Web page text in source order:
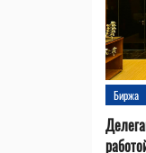
Биржа